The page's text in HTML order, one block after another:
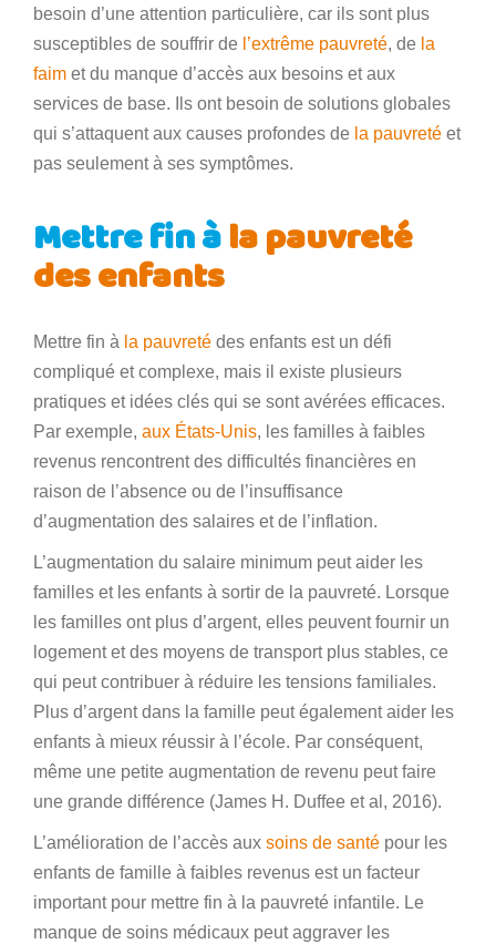
besoin d’une attention particulière, car ils sont plus
susceptibles de souffrir de l’extrême pauvreté, de la
faim et du manque d’accès aux besoins et aux
services de base. Ils ont besoin de solutions globales
qui s’attaquent aux causes profondes de la pauvreté et
pas seulement à ses symptômes.
Mettre fin àla pauvreté
des enfants
Mettre fin à la pauvreté des enfants est un défi
compliqué et complexe, mais il existe plusieurs
pratiques et idées clés qui se sont avérées efficaces.
Par exemple, aux États-Unis, les familles à faibles
revenus rencontrent des difficultés financières en
raison de l’absence ou de l’insuffisance
d’augmentation des salaires et de l’inflation.
L’augmentation du salaire minimum peut aider les
familles et les enfants à sortir de la pauvreté. Lorsque
les familles ont plus d’argent, elles peuvent fournir un
logement et des moyens de transport plus stables, ce
qui peut contribuer à réduire les tensions familiales.
Plus d’argent dans la famille peut également aider les
enfants à mieux réussir à l’école. Par conséquent,
même une petite augmentation de revenu peut faire
une grande différence (James H. Duffee et al, 2016).
L’amélioration de l’accès aux soins de santé pour les
enfants de famille à faibles revenus est un facteur
important pour mettre fin à la pauvreté infantile. Le
manque de soins médicaux peut aggraver les